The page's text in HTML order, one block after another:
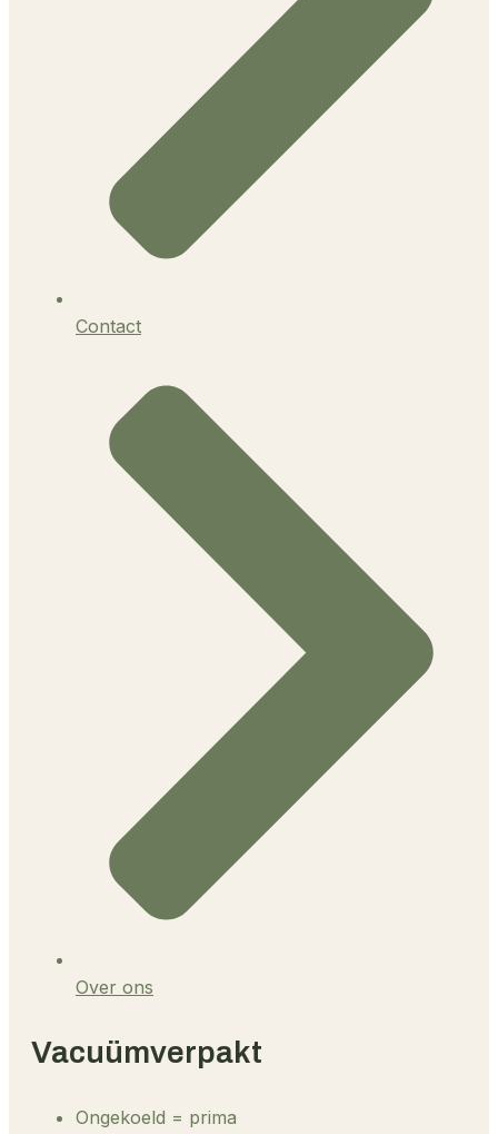
Contact
Over ons
Vacuümverpakt
Ongekoeld = prima